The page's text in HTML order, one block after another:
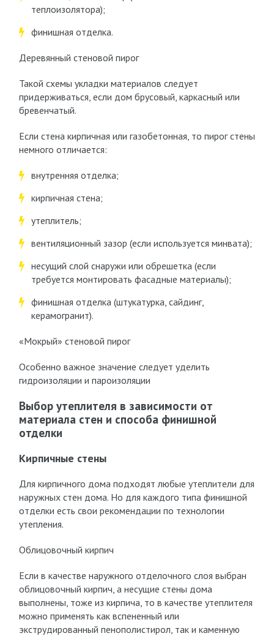
теплоизолятора);
финишная отделка.
Деревянный стеновой пирог
Такой схемы укладки материалов следует
придерживаться, если дом брусовый, каркасный или
бревенчатый.
Если стена кирпичная или газобетонная, то пирог стены
немного отличается:
внутренняя отделка;
кирпичная стена;
утеплитель;
вентиляционный зазор (если используется минвата);
несущий слой снаружи или обрешетка (если
требуется монтировать фасадные материалы);
финишная отделка (штукатурка, сайдинг,
керамогранит).
«Мокрый» стеновой пирог
Особенно важное значение следует уделить
гидроизоляции и пароизоляции
Выбор утеплителя в зависимости от
материала стен и способа финишной
отделки
Кирпичные стены
Для кирпичного дома подходят любые утеплители для
наружных стен дома. Но для каждого типа финишной
отделки есть свои рекомендации по технологии
утепления.
Облицовочный кирпич
Если в качестве наружного отделочного слоя выбран
облицовочный кирпич, а несущие стены дома
выполнены, тоже из кирпича, то в качестве утеплителя
можно применять как вспененный или
экструдированный пенополистирол, так и каменную